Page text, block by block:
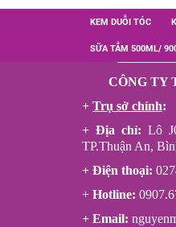
KEM DUỖI TÓC
SỮA TẮM 500ML/
CÔNG TY
+ Trụ sở chính:
+ Địa chỉ:Lô
TP.Thuận An,
+ Điện thoại:
+ Hotline:
+ Email: